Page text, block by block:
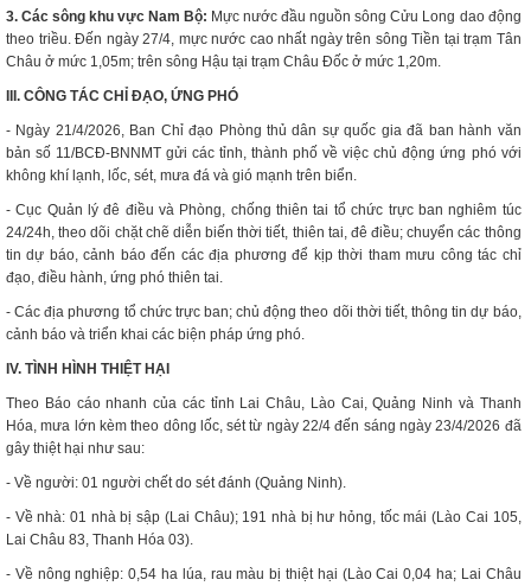
3. Các sông khu vực Nam Bộ: Mực nước đầu nguồn sông Cửu Long dao động
theo triều. Đến ngày 27/4, mực nước cao nhất ngày trên sông Tiền tại trạm Tân
Châu ở mức 1,05m; trên sông Hậu tại trạm Châu Đốc ở mức 1,20m.
III. CÔNG TÁC CHỈ ĐẠO, ỨNG PHÓ
- Ngày 21/4/2026, Ban Chỉ đạo Phòng thủ dân sự quốc gia đã ban hành văn
bản số 11/BCĐ-BNNMT gửi các tỉnh, thành phố về việc chủ động ứng phó với
không khí lạnh, lốc, sét, mưa đá và gió mạnh trên biển.
- Cục Quản lý đê điều và Phòng, chống thiên tai tổ chức trực ban nghiêm túc
24/24h, theo dõi chặt chẽ diễn biến thời tiết, thiên tai, đê điều; chuyển các thông
tin dự báo, cảnh báo đến các địa phương để kịp thời tham mưu công tác chỉ
đạo, điều hành, ứng phó thiên tai.
- Các địa phương tổ chức trực ban; chủ động theo dõi thời tiết, thông tin dự báo,
cảnh báo và triển khai các biện pháp ứng phó.
IV. TÌNH HÌNH THIỆT HẠI
Theo Báo cáo nhanh của các tỉnh Lai Châu, Lào Cai, Quảng Ninh và Thanh
Hóa, mưa lớn kèm theo dông lốc, sét từ ngày 22/4 đến sáng ngày 23/4/2026 đã
gây thiệt hại như sau:
- Về người: 01 người chết do sét đánh (Quảng Ninh).
- Về nhà: 01 nhà bị sập (Lai Châu); 191 nhà bị hư hỏng, tốc mái (Lào Cai 105,
Lai Châu 83, Thanh Hóa 03).
- Về nông nghiệp: 0,54 ha lúa, rau màu bị thiệt hại (Lào Cai 0,04 ha; Lai Châu